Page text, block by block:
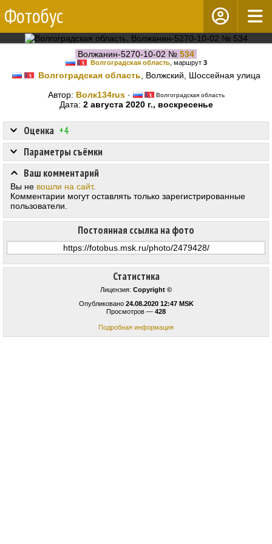
Фотобус
Волжанин-5270-10-02 № 534
Волгоградская область, маршрут 3
Волгоградская область , Волжский, Шоссейная улица
Автор: Волк134rus· Волгоградская область
Дата: 2 августа 2020 г., воскресенье
Статистика
Лицензия: Copyright ©
Опубликовано 24.08.2020 12:47 MSK
Просмотров — 428
Подробная информация
Оценка +4
Постоянная ссылка на фото
Параметры съёмки
Ваш комментарий
Вы не вошли на сайт.
Комментарии могут оставлять только зарегистрированные
пользователи.